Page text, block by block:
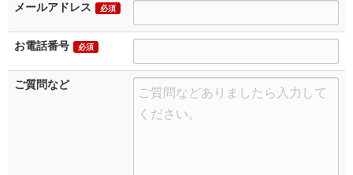
メールアドレス 必須
お電話番号 必須
ご質問など